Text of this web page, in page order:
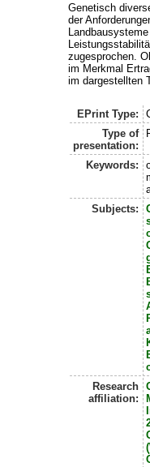
Genetisch
der
zugesprochen.
im Merkmal
im dargestellten
EPrint Type:
Type of
presentation:
Keywords:
Subjects:
Research
affiliation: